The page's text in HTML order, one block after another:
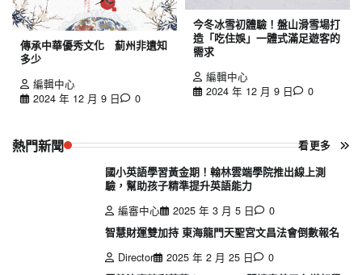
傳承中華優秀文化 薊州非遺知
多少
編輯中心
2024 年 12 月 9 日
0
今冬冰雪初體驗！盤山滑雪場打
造「吃住娛」一體式滿足遊客的
需求
編輯中心
2024 年 12 月 9 日
0
熱門新聞 看更多
國小英語學習黃金期！翰林雲端學院推出線上測
驗，幫助孩子精準提升英語能力
編審中心
2025 年 3 月 5 日
0
智慧財運雙加持 東海龍門天聖宮文昌法會倒數報名
Director
2025 年 2 月 25 日
0